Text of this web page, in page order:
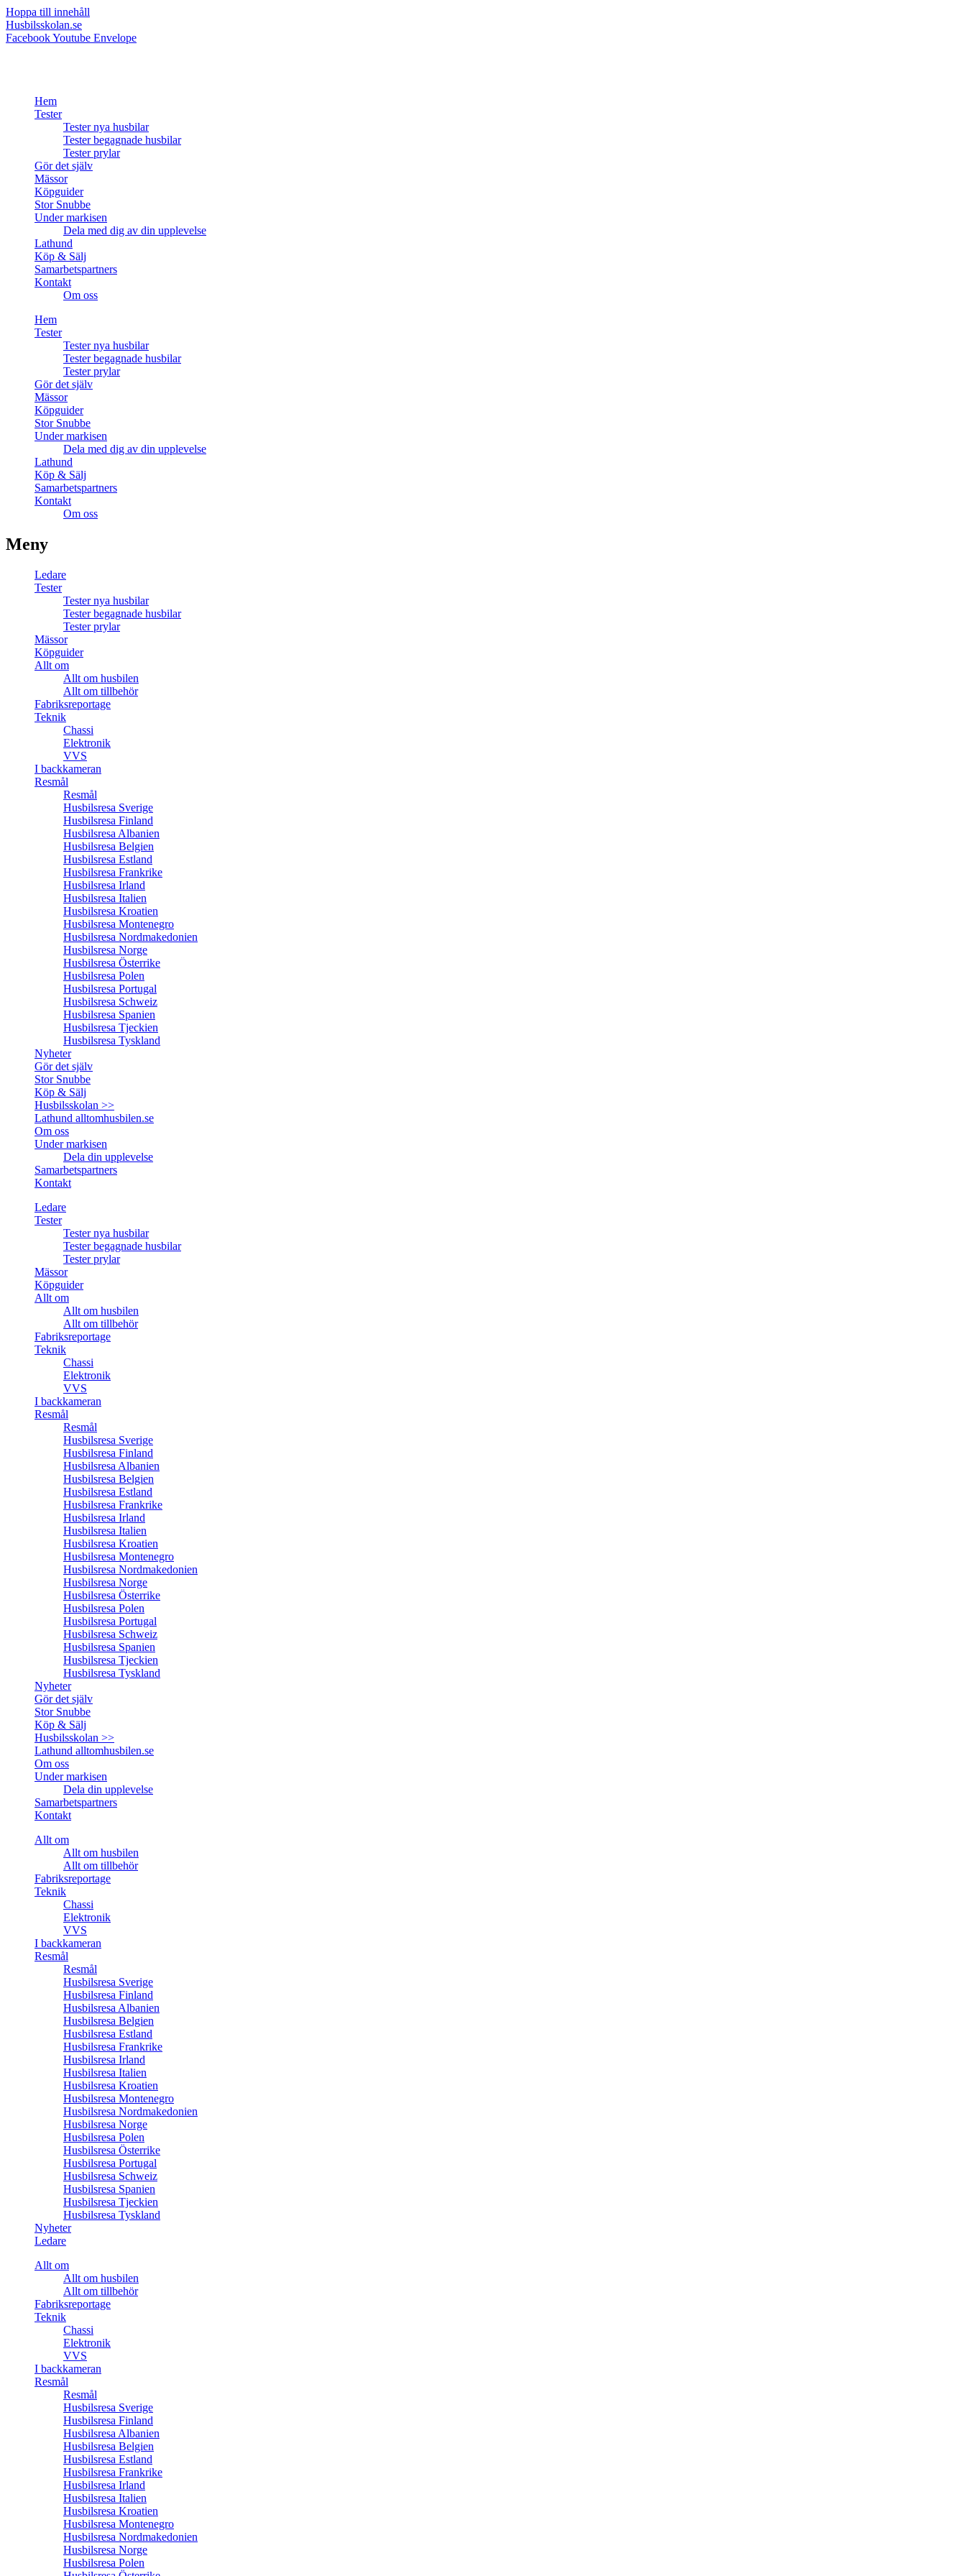
Hoppa till innehåll
Husbilsskolan.se
FacebookYoutube Envelope
Hem
Tester
Tester nya husbilar
Tester begagnade husbilar
Tester prylar
Gör det själv
Mässor
Köpguider
Stor Snubbe
Under markisen
Dela med dig av din upplevelse
Lathund
Köp & Sälj
Samarbetspartners
Kontakt
Om oss
Hem
Tester
Tester nya husbilar
Tester begagnade husbilar
Tester prylar
Gör det själv
Mässor
Köpguider
Stor Snubbe
Under markisen
Dela med dig av din upplevelse
Lathund
Köp & Sälj
Samarbetspartners
Kontakt
Om oss
Meny
Ledare
Tester
Tester nya husbilar
Tester begagnade husbilar
Tester prylar
Mässor
Köpguider
Allt om
Allt om husbilen
Allt om tillbehör
Fabriksreportage
Teknik
Chassi
Elektronik
VVS
I backkameran
Resmål
Resmål
Husbilsresa Sverige
Husbilsresa Finland
Husbilsresa Albanien
Husbilsresa Belgien
Husbilsresa Estland
Husbilsresa Frankrike
Husbilsresa Irland
Husbilsresa Italien
Husbilsresa Kroatien
Husbilsresa Montenegro
Husbilsresa Nordmakedonien
Husbilsresa Norge
Husbilsresa Österrike
Husbilsresa Polen
Husbilsresa Portugal
Husbilsresa Schweiz
Husbilsresa Spanien
Husbilsresa Tjeckien
Husbilsresa Tyskland
Nyheter
Gör det själv
Stor Snubbe
Köp & Sälj
Husbilsskolan >>
Lathund alltomhusbilen.se
Om oss
Under markisen
Dela din upplevelse
Samarbetspartners
Kontakt
Ledare
Tester
Tester nya husbilar
Tester begagnade husbilar
Tester prylar
Mässor
Köpguider
Allt om
Allt om husbilen
Allt om tillbehör
Fabriksreportage
Teknik
Chassi
Elektronik
VVS
I backkameran
Resmål
Resmål
Husbilsresa Sverige
Husbilsresa Finland
Husbilsresa Albanien
Husbilsresa Belgien
Husbilsresa Estland
Husbilsresa Frankrike
Husbilsresa Irland
Husbilsresa Italien
Husbilsresa Kroatien
Husbilsresa Montenegro
Husbilsresa Nordmakedonien
Husbilsresa Norge
Husbilsresa Österrike
Husbilsresa Polen
Husbilsresa Portugal
Husbilsresa Schweiz
Husbilsresa Spanien
Husbilsresa Tjeckien
Husbilsresa Tyskland
Nyheter
Gör det själv
Stor Snubbe
Köp & Sälj
Husbilsskolan >>
Lathund alltomhusbilen.se
Om oss
Under markisen
Dela din upplevelse
Samarbetspartners
Kontakt
Allt om
Allt om husbilen
Allt om tillbehör
Fabriksreportage
Teknik
Chassi
Elektronik
VVS
I backkameran
Resmål
Resmål
Husbilsresa Sverige
Husbilsresa Finland
Husbilsresa Albanien
Husbilsresa Belgien
Husbilsresa Estland
Husbilsresa Frankrike
Husbilsresa Irland
Husbilsresa Italien
Husbilsresa Kroatien
Husbilsresa Montenegro
Husbilsresa Nordmakedonien
Husbilsresa Norge
Husbilsresa Polen
Husbilsresa Österrike
Husbilsresa Portugal
Husbilsresa Schweiz
Husbilsresa Spanien
Husbilsresa Tjeckien
Husbilsresa Tyskland
Nyheter
Ledare
Allt om
Allt om husbilen
Allt om tillbehör
Fabriksreportage
Teknik
Chassi
Elektronik
VVS
I backkameran
Resmål
Resmål
Husbilsresa Sverige
Husbilsresa Finland
Husbilsresa Albanien
Husbilsresa Belgien
Husbilsresa Estland
Husbilsresa Frankrike
Husbilsresa Irland
Husbilsresa Italien
Husbilsresa Kroatien
Husbilsresa Montenegro
Husbilsresa Nordmakedonien
Husbilsresa Norge
Husbilsresa Polen